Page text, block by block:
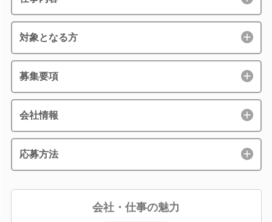
対象となる方
募集要項
会社情報
応募方法
会社・仕事の魅力